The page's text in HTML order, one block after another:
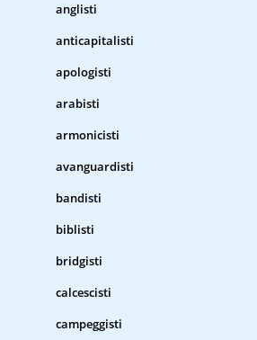
anglisti
anticapitalisti
apologisti
arabisti
armonicisti
avanguardisti
bandisti
biblisti
bridgisti
calcescisti
campeggisti